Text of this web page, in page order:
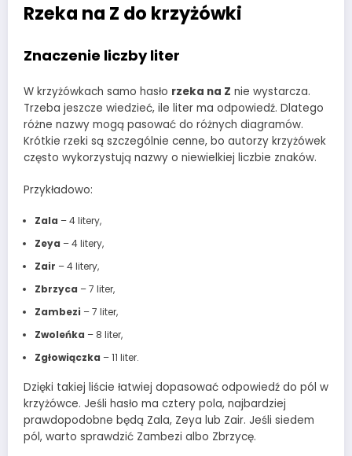
Rzeka na Z do krzyżówki
Znaczenie liczby liter
W krzyżówkach samo hasło rzeka na Z nie wystarcza.
Trzeba jeszcze wiedzieć, ile liter ma odpowiedź. Dlatego
różne nazwy mogą pasować do różnych diagramów.
Krótkie rzeki są szczególnie cenne, bo autorzy krzyżówek
często wykorzystują nazwy o niewielkiej liczbie znaków.
Przykładowo:
Zala – 4 litery,
Zeya – 4 litery,
Zair – 4 litery,
Zbrzyca – 7 liter,
Zambezi – 7 liter,
Zwoleńka – 8 liter,
Zgłowiączka – 11 liter.
Dzięki takiej liście łatwiej dopasować odpowiedź do pól w
krzyżówce. Jeśli hasło ma cztery pola, najbardziej
prawdopodobne będą Zala, Zeya lub Zair. Jeśli siedem
pól, warto sprawdzić Zambezi albo Zbrzycę.